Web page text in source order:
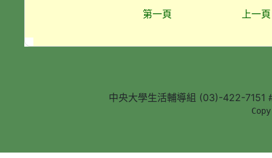
第一頁 上一頁
中央大學生活輔導組 (03)-422-7151